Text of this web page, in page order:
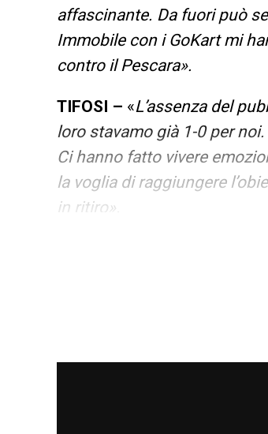
affascinante. Da fuori può
Immobile con i GoKart mi
contro il Pescara».
TIFOSI – «L’assenza del
loro stavamo già 1-0 per
Ci hanno fatto vivere
la voglia di raggiungere
in ritiro».
Ad Auronzo
migliori difese del
passati non faceva un